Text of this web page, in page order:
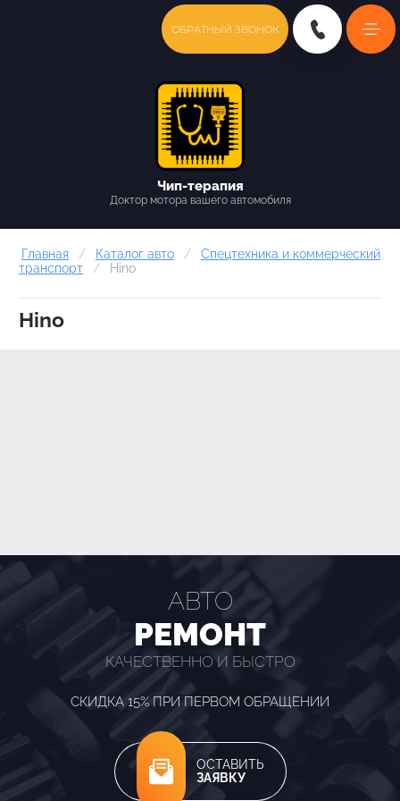
ОБРАТНЫЙ ЗВОНОК
Чип-терапия
Доктор мотора вашего автомобиля
Главная / Каталог авто /
Спецтехника и коммерческий
транспорт
/ Hino
Hino
АВТО
РЕМОНТ
КАЧЕСТВЕННО И БЫСТРО
ОСТАВИТЬ
ЗАЯВКУ
СКИДКА 15% ПРИ ПЕРВОМ ОБРАЩЕНИИ